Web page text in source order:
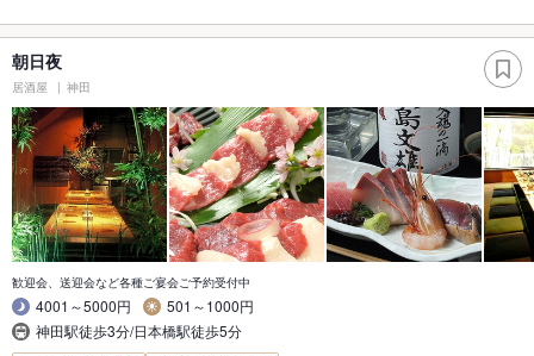
朝日夜
居酒屋 神田
歓迎会、送迎会など各種ご宴会ご予約受付中
4001～5000円
501～1000円
神田駅徒歩3分/日本橋駅徒歩5分